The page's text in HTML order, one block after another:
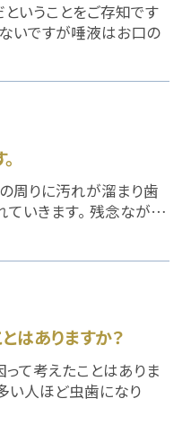
いうことをご存知です
いですが唾液はお口の
周りに汚れが溜まり歯
ていきます。 残念なが…
はありますか？
て考えたことはありま
い人ほど虫歯になり